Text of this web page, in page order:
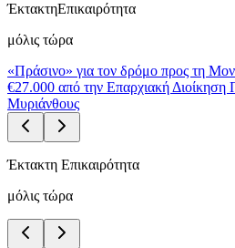
ΈκτακτηΕπικαιρότητα
μόλις τώρα
«Πράσινο» για τον δρόμο προς τη
€27.000 από την Επαρχιακή
Μυριάνθους
Έκτακτη Επικαιρότητα
μόλις τώρα